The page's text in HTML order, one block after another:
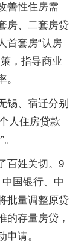
善性住房需
房、二套房贷
首套房“认房
，指导商业
锡、宿迁分别
人住房贷款
百姓关切。9
国银行、中
批量调整原贷
的存量房贷，
请。